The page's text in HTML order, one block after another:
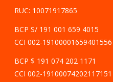
RUC: 10071917865
BCP S/ 191 001 659 4015
CCI 002-19100001659401556
BCP $ 191 074 202 1171
CCI 002-19100074202117151